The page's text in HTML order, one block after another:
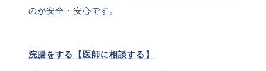
のが安全・安心です。
浣腸をする【医師に相談する】